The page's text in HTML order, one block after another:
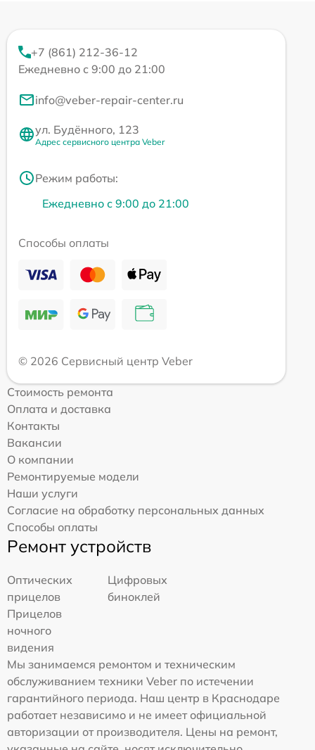
+7 (861) 212-36-12
Ежедневно с 9:00 до 21:00
info@veber-repair-center.ru
ул. Будённого, 123
Адрес сервисного центра Veber
Режим работы:
Ежедневно с 9:00 до 21:00
Способы оплаты
© 2026 Сервисный центр Veber
Стоимость ремонта
Оплата и доставка
Контакты
Вакансии
О компании
Ремонтируемые модели
Наши услуги
Согласие на обработку персональных данных
Способы оплаты
Ремонт устройств
Оптических
прицелов
Цифровых
биноклей
Прицелов
ночного
видения
Мы занимаемся ремонтом и техническим
обслуживанием техники Veber по истечении
гарантийного периода. Наш центр в Краснодаре
работает независимо и не имеет официальной
авторизации от производителя. Цены на ремонт,